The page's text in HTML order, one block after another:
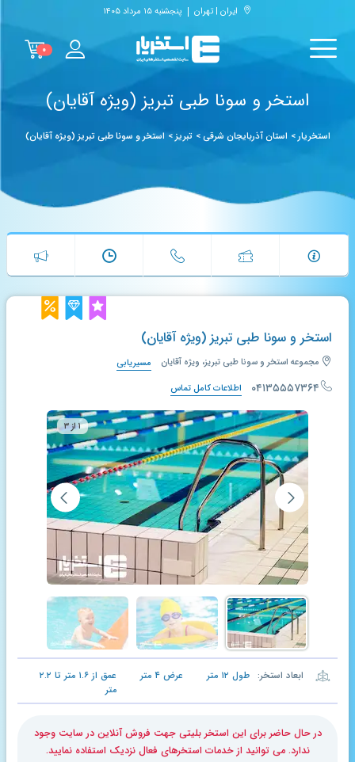
ایران | تهران پنجشنبه ۱۵ مرداد ۱۴۰۵
۰
استخر و سونا طبی تبریز (ویژه آقایان)
استخریار> استان آذربایجان شرقی> تبریز> استخر و سونا طبی تبریز (ویژه آقایان)
استخر و سونا طبی تبریز (ویژه آقایان)
مجموعه استخر و سونا طبی تبریز، ویژه آقایان مسیریابی
۰۴۱۳۵۵۵۷۳۶۴ اطلاعات کامل تماس
۱ از ۳
ابعاد استخر: طول ۱۲ متر عرض۴ متر عمق از۱.۶ متر تا ۲.۲
متر
در حال حاضر برای این استخر بلیتی جهت فروش آنلاین در سایت وجود
ندارد. می توانید از خدمات استخرهای فعال نزدیک استفاده نمایید.